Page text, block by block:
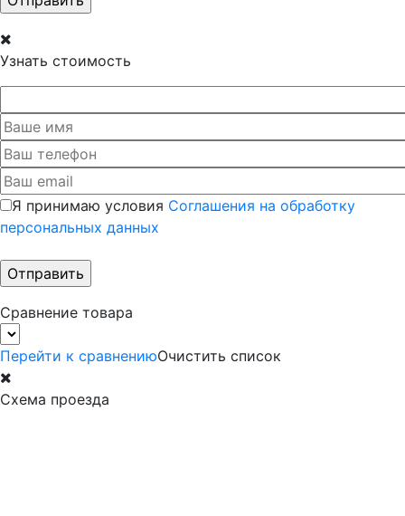
Узнать стоимость
Я принимаю условия Соглашения на обработку
персональных данных
Сравнение товара
Перейти к сравнениюОчистить список
Схема проезда